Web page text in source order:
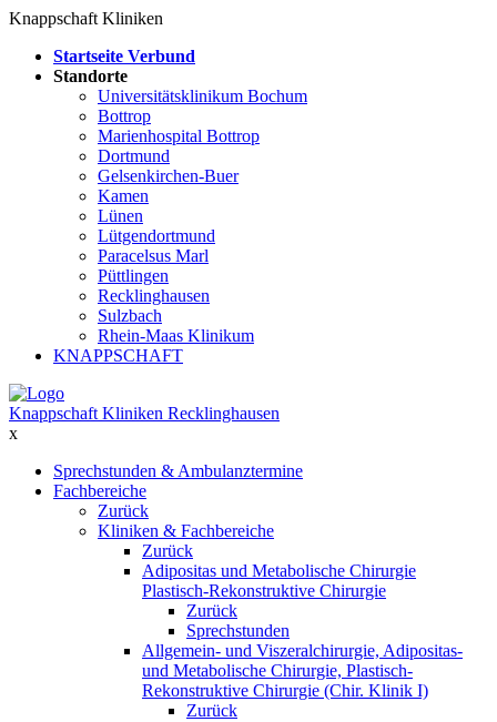
Knappschaft Kliniken
Startseite Verbund
Standorte
Universitätsklinikum Bochum
Bottrop
Marienhospital Bottrop
Dortmund
Gelsenkirchen-Buer
Kamen
Lünen
Lütgendortmund
Paracelsus Marl
Püttlingen
Recklinghausen
Sulzbach
Rhein-Maas Klinikum
KNAPPSCHAFT
Knappschaft Kliniken Recklinghausen
x
Sprechstunden & Ambulanztermine
Fachbereiche
Zurück
Kliniken & Fachbereiche
Zurück
Adipositas und Metabolische Chirurgie
Plastisch-Rekonstruktive Chirurgie
Zurück
Sprechstunden
Allgemein- und Viszeralchirurgie, Adipositas-
und Metabolische Chirurgie, Plastisch-
Rekonstruktive Chirurgie (Chir. Klinik I)
Zurück